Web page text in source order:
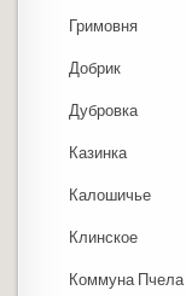
Гримовня
Добрик
Дубровка
Казинка
Калошичье
Клинское
Коммуна Пчела